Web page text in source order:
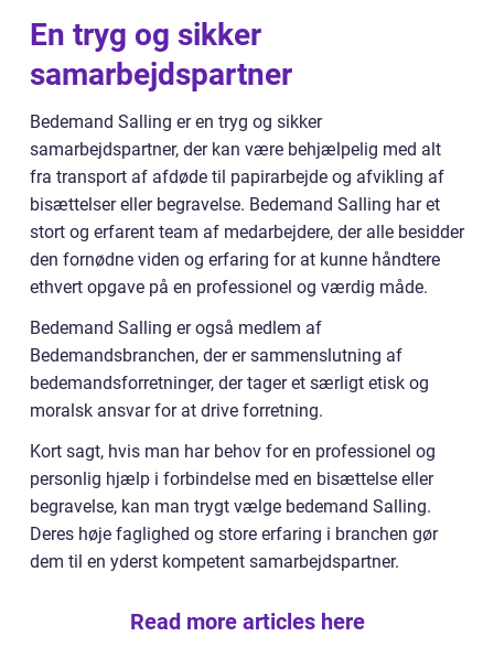
En tryg og sikker
samarbejdspartner
Bedemand Salling er en tryg og sikker
samarbejdspartner, der kan være behjælpelig med alt
fra transport af afdøde til papirarbejde og afvikling af
bisættelser eller begravelse. Bedemand Salling har et
stort og erfarent team af medarbejdere, der alle besidder
den fornødne viden og erfaring for at kunne håndtere
ethvert opgave på en professionel og værdig måde.
Bedemand Salling er også medlem af
Bedemandsbranchen, der er sammenslutning af
bedemandsforretninger, der tager et særligt etisk og
moralsk ansvar for at drive forretning.
Kort sagt, hvis man har behov for en professionel og
personlig hjælp i forbindelse med en bisættelse eller
begravelse, kan man trygt vælge bedemand Salling.
Deres høje faglighed og store erfaring i branchen gør
dem til en yderst kompetent samarbejdspartner.
Read more articles here